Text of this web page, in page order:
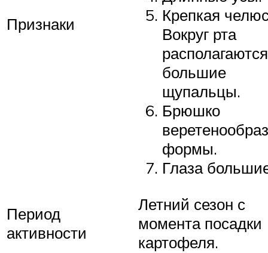
Признаки
Крепкая
Вокруг рта
располагаются
большие
щупальцы.
Брюшко
формы.
Глаза
Период
активности
Летний сезон с
момента посадки
картофеля.